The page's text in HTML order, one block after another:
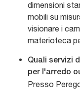
dimensioni
mobili su
visionare i
materioteca
Quali servizi
per l'arredo
Presso